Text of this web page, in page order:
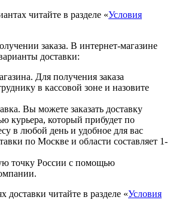
читайте в разделе «Условия
заказа. В интернет-магазине
доставки:
Для получения заказа
в кассовой зоне и назовите
Вы можете заказать доставку
курьера, который прибудет по
в любой день и удобное для вас
по Москве и области составляет 1-
точку России с помощью
доставки читайте в разделе «Условия